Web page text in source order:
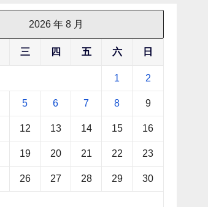
2026 年 8 月
三 四 五 六 日
1 2
5 6 7 8 9
12 13 14 15 16
19 20 21 22 23
26 27 28 29 30